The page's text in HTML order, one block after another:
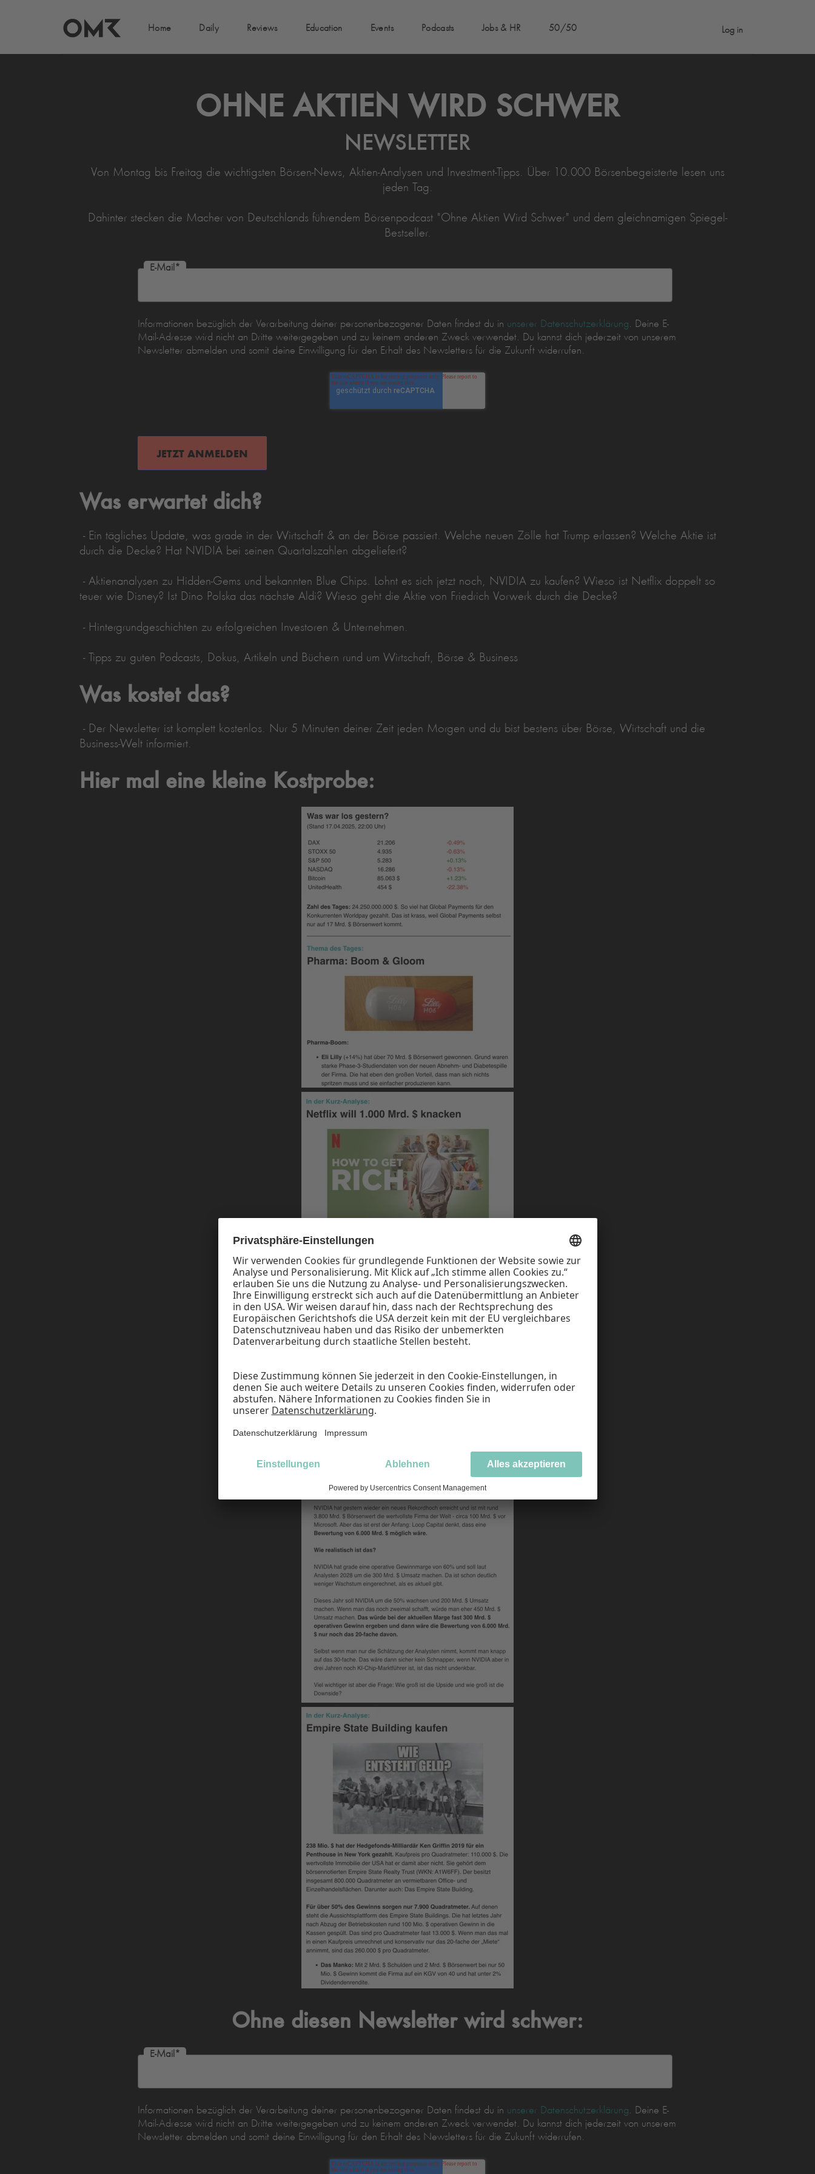
Home Daily Reviews Education Events Podcasts Jobs & HR 50/50 Log in
OHNE AKTIEN WIRD SCHWER
NEWSLETTER
Von Montag bis Freitag die wichtigsten Börsen-News, Aktien-Analysen und Investment-Tipps. Über 10.000 Börsenbegeisterte lesen uns
jeden Tag.
Dahinter stecken die Macher von Deutschlands führendem Börsenpodcast "Ohne Aktien Wird Schwer" und dem gleichnamigen Spiegel-
Bestseller.
E-Mail*
Informationen bezüglich der Verarbeitung deiner personenbezogener Daten findest du in unserer Datenschutzerklärung. Deine E-
Mail-Adresse wird nicht an Dritte weitergegeben und zu keinem anderen Zweck verwendet. Du kannst dich jederzeit von unserem
Newsletter abmelden und somit deine Einwilligung für den Erhalt des Newsletters für die Zukunft widerrufen.
Was erwartet dich?
- Ein tägliches Update, was grade in der Wirtschaft & an der Börse passiert. Welche neuen Zölle hat Trump erlassen? Welche Aktie ist
durch die Decke? Hat NVIDIA bei seinen Quartalszahlen abgeliefert?
- Aktienanalysen zu Hidden-Gems und bekannten Blue Chips. Lohnt es sich jetzt noch, NVIDIA zu kaufen? Wieso ist Netflix doppelt so
teuer wie Disney? Ist Dino Polska das nächste Aldi? Wieso geht die Aktie von Friedrich Vorwerk durch die Decke?
- Hintergrundgeschichten zu erfolgreichen Investoren & Unternehmen.
- Tipps zu guten Podcasts, Dokus, Artikeln und Büchern rund um Wirtschaft, Börse & Business
Was kostet das?
- Der Newsletter ist komplett kostenlos. Nur 5 Minuten deiner Zeit jeden Morgen und du bist bestens über Börse, Wirtschaft und die
Business-Welt informiert.
Hier mal eine kleine Kostprobe:
Ohne diesen Newsletter wird schwer:
E-Mail*
Informationen bezüglich der Verarbeitung deiner personenbezogener Daten findest du in unserer Datenschutzerklärung. Deine E-
Mail-Adresse wird nicht an Dritte weitergegeben und zu keinem anderen Zweck verwendet. Du kannst dich jederzeit von unserem
Newsletter abmelden und somit deine Einwilligung für den Erhalt des Newsletters für die Zukunft widerrufen.